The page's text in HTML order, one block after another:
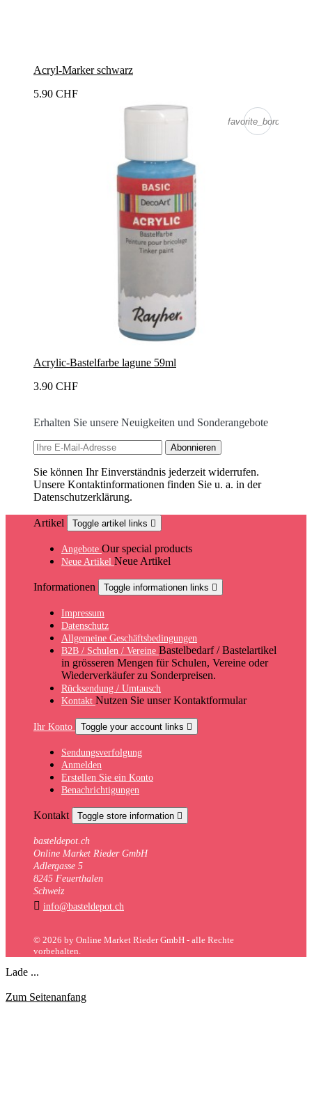
Acryl-Marker schwarz
5.90 CHF
favorite_border
Acrylic-Bastelfarbe lagune 59ml
3.90 CHF
Erhalten Sie unsere Neuigkeiten und Sonderangebote
Sie können Ihr Einverständnis jederzeit widerrufen.
Unsere Kontaktinformationen finden Sie u. a. in der
Datenschutzerklärung.
Artikel Toggle artikel links 
Angebote Our special products
Neue Artikel Neue Artikel
Informationen Toggle informationen links 
Impressum
Datenschutz
Allgemeine Geschäftsbedingungen
B2B / Schulen / Vereine Bastelbedarf / Bastelartikel
in grösseren Mengen für Schulen, Vereine oder
Wiederverkäufer zu Sonderpreisen.
Rücksendung / Umtausch
Kontakt Nutzen Sie unser Kontaktformular
Ihr Konto Toggle your account links 
Sendungsverfolgung
Anmelden
Erstellen Sie ein Konto
Benachrichtigungen
Kontakt Toggle store information 
basteldepot.ch
Online Market Rieder GmbH
Adlergasse 5
8245 Feuerthalen
Schweiz
 info@basteldepot.ch
© 2026 by Online Market Rieder GmbH - alle Rechte
vorbehalten.
Lade ...
Zum Seitenanfang